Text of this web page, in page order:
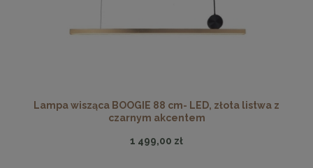
Lampa wisząca BOOGIE 88 cm- LED, złota listwa z
czarnym akcentem
1 499,00 zł